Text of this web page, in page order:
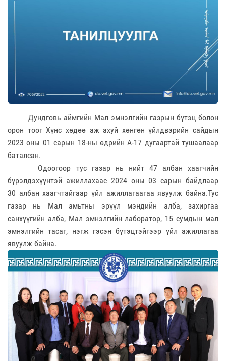
Дундговь аймгийн Мал эмнэлгийн газрын бүтэц болон
орон тоог Хүнс хөдөө аж ахуй хөнгөн үйлдвэрийн сайдын
2023 оны 01 сарын 18-ны өдрийн А-17 дугаартай тушаалаар
баталсан.
Одоогоор тус газар нь нийт 47 албан хаагчийн
бүрэлдэхүүнтэй ажиллахаас 2024 оны 03 сарын байдлаар
30 албан хаагчтайгаар үйл ажиллагаагаа явуулж байна.Тус
газар нь Мал амьтны эрүүл мэндийн алба, захиргаа
санхүүгийн алба, Мал эмнэлгийн лаборатор, 15 сумдын мал
эмнэлгийн тасаг, нэгж гэсэн бүтэцтэйгээр үйл ажиллагаа
явуулж байна.